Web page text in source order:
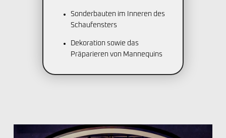
Sonderbauten im Inneren des
Schaufensters
Dekoration sowie das
Präparieren von Mannequins